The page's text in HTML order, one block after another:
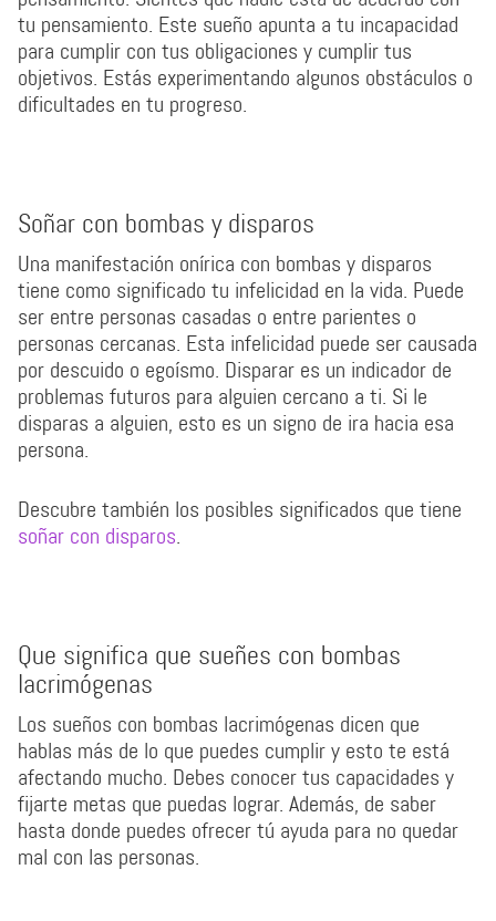
tu pensamiento. Este sueño apunta a tu incapacidad
para cumplir con tus obligaciones y cumplir tus
objetivos. Estás experimentando algunos obstáculos o
dificultades en tu progreso.
Soñar con bombas y disparos
Una manifestación onírica con bombas y disparos
tiene como significado tu infelicidad en la vida. Puede
ser entre personas casadas o entre parientes o
personas cercanas. Esta infelicidad puede ser causada
por descuido o egoísmo. Disparar es un indicador de
problemas futuros para alguien cercano a ti. Si le
disparas a alguien, esto es un signo de ira hacia esa
persona.
Descubre también los posibles significados que tiene
soñar con disparos.
Que significa que sueñes con bombas
lacrimógenas
Los sueños con bombas lacrimógenas dicen que
hablas más de lo que puedes cumplir y esto te está
afectando mucho. Debes conocer tus capacidades y
fijarte metas que puedas lograr. Además, de saber
hasta donde puedes ofrecer tú ayuda para no quedar
mal con las personas.